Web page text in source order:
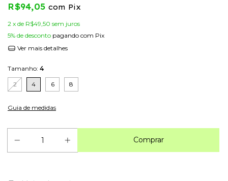
R$94,05 com Pix
2 x de R$49,50 sem juros
5% de desconto pagando com Pix
Ver mais detalhes
Tamanho: 4
2 4 6 8
Guia de medidas